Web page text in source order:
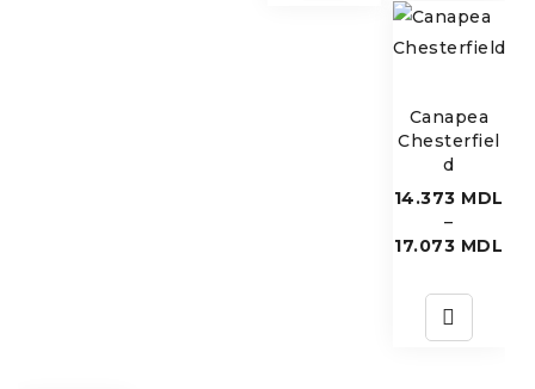
recomandă protejarea țesăturii de lumina directă a
Canapea
Chesterfiel
d
14.373 MDL
–
17.073 MDL